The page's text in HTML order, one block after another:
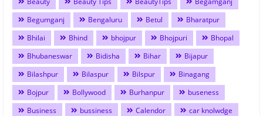
Begumganj
Bengaluru Betul
Bharatpur
Bhilai
Bhind bhojpur Bhojpuri
Bhopal
Bhubaneswar
Bidisha Bihar
Bijapur
Bilashpur
Bilaspur Bilspur
Binagang
Bojpur
Bollywood Burhanpur
buseness
Business
bussiness Calendor
car knolwdge